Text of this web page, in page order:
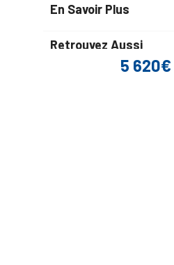
5 620€
En Savoir Plus
Retrouvez Aussi